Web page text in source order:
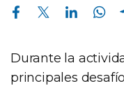
Compartir en Facebook Compartir en Twitter Compartir en Linkedin Compartir en Whatsapp
Durante la
principales